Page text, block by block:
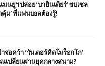
นยูฯ ปล่อย ‘บายินเดียร์’ ซบเซล
คุ้ม’ ที่แฟนบอลต้องรู้!
จ่อคว้า ‘วันเดอร์คิดโมร็อกโก’
เปลี่ยนผ่านยุคกลางสนาม?